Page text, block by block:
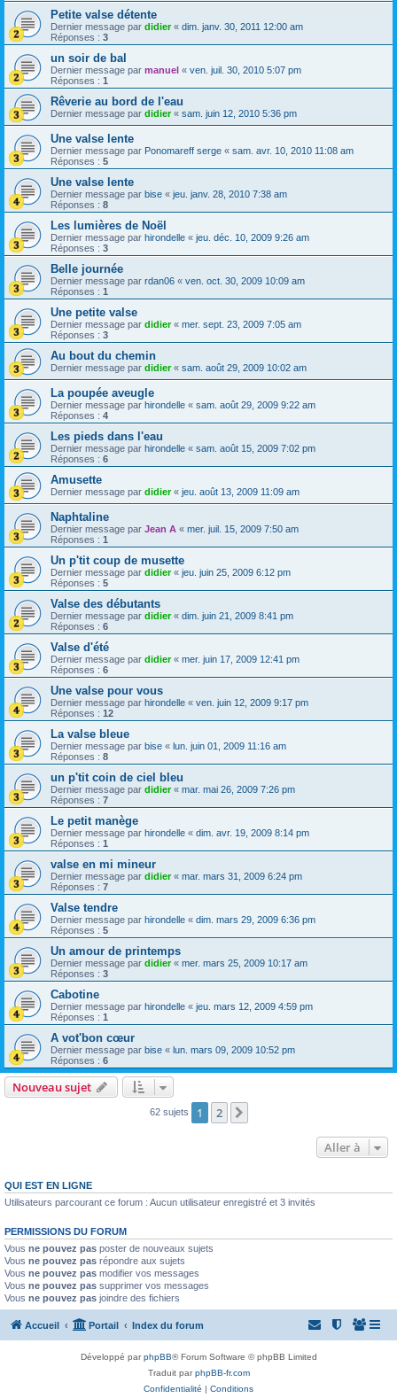
Petite valse détente
Dernier message par didier« dim. janv. 30, 2011 12:00 am
Réponses : 3
un soir de bal
Dernier message par manuel « ven. juil. 30, 2010 5:07 pm
Réponses : 1
Rêverie au bord de l'eau
Dernier message par didier« sam. juin 12, 2010 5:36 pm
Une valse lente
Dernier message par Ponomareff serge « sam. avr. 10, 2010 11:08 am
Réponses : 5
Une valse lente
Dernier message par bise « jeu. janv. 28, 2010 7:38 am
Réponses : 8
Les lumières de Noël
Dernier message par hirondelle « jeu. déc. 10, 2009 9:26 am
Réponses : 3
Belle journée
Dernier message par rdan06 « ven. oct. 30, 2009 10:09 am
Réponses : 1
Une petite valse
Dernier message par didier« mer. sept. 23, 2009 7:05 am
Réponses : 3
Au bout du chemin
Dernier message par didier« sam. août 29, 2009 10:02 am
La poupée aveugle
Dernier message par hirondelle « sam. août 29, 2009 9:22 am
Réponses : 4
Les pieds dans l'eau
Dernier message par hirondelle « sam. août 15, 2009 7:02 pm
Réponses : 6
Amusette
Dernier message par didier« jeu. août 13, 2009 11:09 am
Naphtaline
Dernier message par Jean A « mer. juil. 15, 2009 7:50 am
Réponses : 1
Un p'tit coup de musette
Dernier message par didier« jeu. juin 25, 2009 6:12 pm
Réponses : 5
Valse des débutants
Dernier message par didier« dim. juin 21, 2009 8:41 pm
Réponses : 6
Valse d'été
Dernier message par didier« mer. juin 17, 2009 12:41 pm
Réponses : 6
Une valse pour vous
Dernier message par hirondelle « ven. juin 12, 2009 9:17 pm
Réponses : 12
La valse bleue
Dernier message par bise « lun. juin 01, 2009 11:16 am
Réponses : 8
un p'tit coin de ciel bleu
Dernier message par didier« mar. mai 26, 2009 7:26 pm
Réponses : 7
Le petit manège
Dernier message par hirondelle « dim. avr. 19, 2009 8:14 pm
Réponses : 1
valse en mi mineur
Dernier message par didier« mar. mars 31, 2009 6:24 pm
Réponses : 7
Valse tendre
Dernier message par hirondelle « dim. mars 29, 2009 6:36 pm
Réponses : 5
Un amour de printemps
Dernier message par didier« mer. mars 25, 2009 10:17 am
Réponses : 3
Cabotine
Dernier message par hirondelle « jeu. mars 12, 2009 4:59 pm
Réponses : 1
A vot'bon cœur
Dernier message par bise « lun. mars 09, 2009 10:52 pm
Réponses : 6
Nouveau sujet
62 sujets 1 2
Aller à
QUI EST EN LIGNE
Utilisateurs parcourant ce forum : Aucun utilisateur enregistré et 3 invités
PERMISSIONS DU FORUM
Vous ne pouvez pas poster de nouveaux sujets
Vous ne pouvez pas répondre aux sujets
Vous ne pouvez pas modifier vos messages
Vous ne pouvez pas supprimer vos messages
Vous ne pouvez pas joindre des fichiers
Accueil Portail Index du forum
Développé parphpBB® Forum Software © phpBB Limited
Traduit parphpBB-fr.com
Confidentialité | Conditions